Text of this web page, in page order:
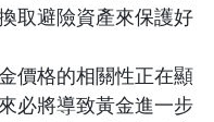
取避險資產來保護好
價格的相關性正在顯
必將導致黃金進一步